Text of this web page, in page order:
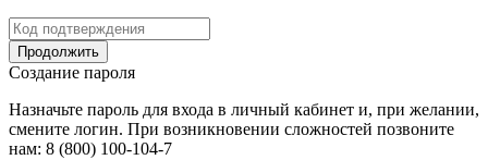
Продолжить
Создание пароля
Назначьте пароль для входа в личный кабинет и, при желании,
смените логин. При возникновении сложностей позвоните
нам: 8 (800) 100-104-7